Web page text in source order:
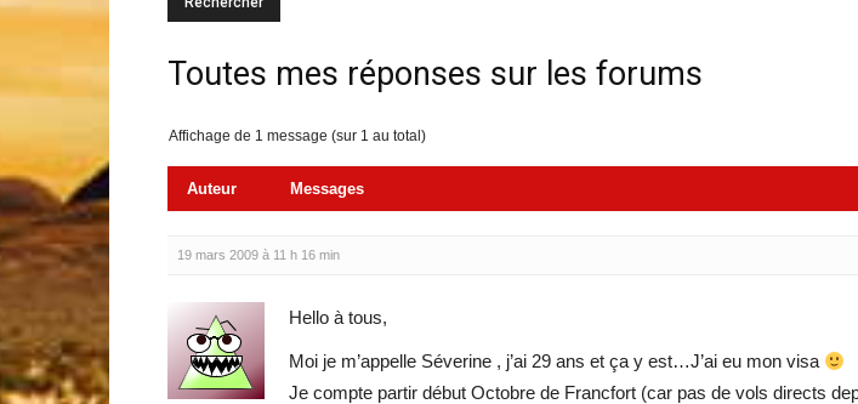
Toutes mes réponses sur les forums
Affichage de 1 message (sur 1 au total)
Auteur Messages
19 mars 2009 à 11 h 16 min
Hello à tous,
Moi je m’appelle Séverine , j’ai 29 ans et ça y est…J’ai eu mon visa
Je compte partir début Octobre de Francfort (car pas de vols directs